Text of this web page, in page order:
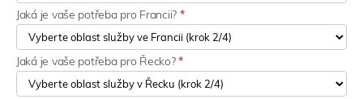
Jaká je vaše potřeba pro Francii? *
Jaká je vaše potřeba pro Řecko?*